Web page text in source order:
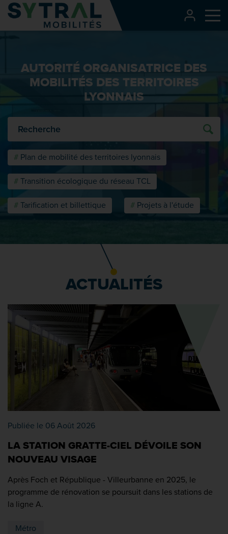
Contenu
Entête de page
Recherche
Pied de page
AUTORITÉ ORGANISATRICE DES
MOBILITÉS DES TERRITOIRES
LYONNAIS
Plan de mobilité des territoires lyonnais
Transition écologique du réseau TCL
Tarification et billettique Projets à l'étude
ACTUALITÉS
Publiée le 06 Août 2026
LA STATION GRATTE-CIEL DÉVOILE SON
NOUVEAU VISAGE
Après Foch et République - Villeurbanne en 2025, le
programme de rénovation se poursuit dans les stations de
la ligne A.
Métro